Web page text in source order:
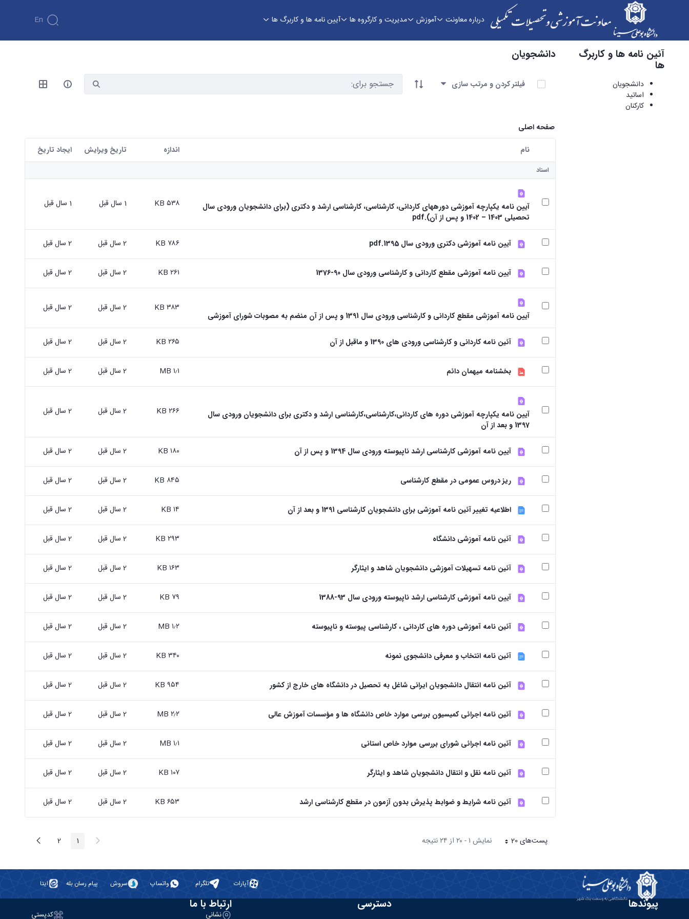
درباره معاونت آموزش مدیریت و کارگروه ها آیین نامه ها و کاربرگ ها En
دانشجویان - معاونت آموزشی و تحصیلات تکمیلی
آئین نامه ها و کاربرگ
ها
دانشجویان
اساتید
کارکنان
دانشجویان
آیتم ها را انتخاب کنید
فیلتر کردن و مرتب سازی
صفحه اصلی
کاربر انتخاب شده
نام اندازه تاریخ ویرایش ايجاد تاريخ
اسناد
آیین نامه یکپارچه آموزشی دورههای کاردانی، کارشناسی، کارشناسی ارشد و دکتری (برای دانشجویان ورودی سال
تحصیلی 1403 – 1402 و پس از آن).pdf
۵۳۸ KB 1 سال قبل 1 سال قبل
آیین نامه آموزشی دکتری ورودی سال 1395.pdf ۷۸۶ KB 2 سال قبل 2 سال قبل
آیین نامه آموزشی مقطع کاردانی و کارشناسی ورودی سال 90-1376 ۲۶۱ KB 2 سال قبل 2 سال قبل
آیین نامه آموزشی مقطع کاردانی و کارشناسی ورودی سال 1391 و پس از آن منضم به مصوبات شورای آموزشی
۳۸۳ KB 2 سال قبل 2 سال قبل
آئین نامه کاردانی و کارشناسی ورودی های 1390 و ماقبل از آن ۲۶۵ KB 2 سال قبل 2 سال قبل
بخشنامه میهمان دائم ۱٫۱ MB 2 سال قبل 2 سال قبل
آیین نامه یکپارچه آموزشی دوره های کاردانی،کارشناسی،کارشناسی ارشد و دکتری برای دانشجویان ورودی سال
1397 و بعد از آن
۲۶۶ KB 2 سال قبل 2 سال قبل
آیین نامه آموزشی کارشناسی ارشد ناپیوسته ورودی سال 1394 و پس از آن ۱۸۰ KB 2 سال قبل 2 سال قبل
ریز دروس عمومی در مقطع کارشناسی ۸۴۵ KB 2 سال قبل 2 سال قبل
اطلاعیه تغییر آئین نامه آموزشی برای دانشجویان کارشناسی 1391 و بعد از آن ۱۴ KB 2 سال قبل 2 سال قبل
آئین نامه آموزشی دانشگاه ۲۹۳ KB 2 سال قبل 2 سال قبل
آئین نامه تسهیلات آموزشی دانشجویان شاهد و ایثارگر ۱۶۳ KB 2 سال قبل 2 سال قبل
آیین نامه آموزشی کارشناسی ارشد ناپیوسته ورودی سال 93-1388 ۷۹ KB 2 سال قبل 2 سال قبل
آئین نامه آموزشی دوره های کاردانی ، کارشناسی پیوسته و ناپیوسته ۱٫۲ MB 2 سال قبل 2 سال قبل
آئین نامه انتخاب و معرفی دانشجوی نمونه ۳۴۰ KB 2 سال قبل 2 سال قبل
آئین نامه انتقال دانشجویان ایرانی شاغل به تحصیل در دانشگاه های خارج از کشور ۹۵۴ KB 2 سال قبل 2 سال قبل
آئین نامه اجرائی کمیسیون بررسی موارد خاص دانشگاه ها و مؤسسات آموزش عالی ۲٫۲ MB 2 سال قبل 2 سال قبل
آئین نامه اجرائی شورای بررسی موارد خاص استانی ۱٫۱ MB 2 سال قبل 2 سال قبل
آئین نامه نقل و انتقال دانشجویان شاهد و ایثارگر ۱۰۷ KB 2 سال قبل 2 سال قبل
آئین نامه شرایط و ضوابط پذیرش بدون آزمون در مقطع کارشناسی ارشد ۶۵۳ KB 2 سال قبل 2 سال قبل
پست‌‌های 20هر صفحه نمایش ۱ - ۲۰ از ۲۴ نتیجه پیغام صفحه1 صفحه2 صفحه
بعد
آپارات تلگرام واتساپ سروش پیام رسان بله ایتا
پیوندها دسترسی ارتباط با ما
نشانی کدپستی